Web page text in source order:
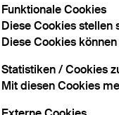
Funktionale Cookies
Diese Cookies stellen
Diese Cookies
Statistiken / Cookies
Mit diesen Cookies